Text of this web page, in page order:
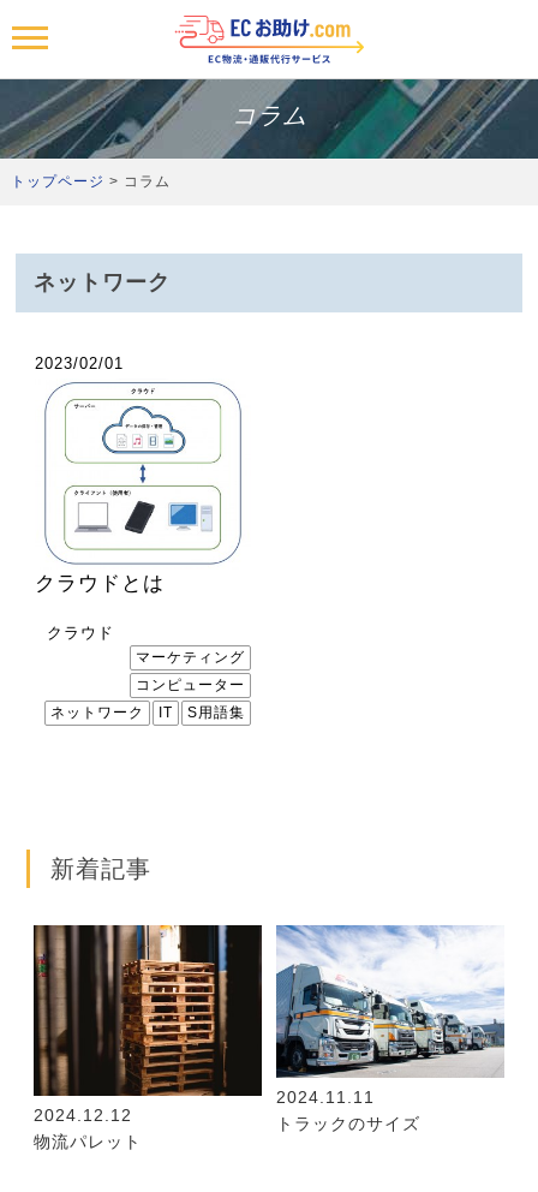
トップ
わたしたちの強み
拠点一覧
ご利用までの流れ
お取引き事例・お客様の声
資料請求
運営会社
プライバシーポリシー
コラム
トップページ > コラム
ネットワーク
2023/02/01
クラウドとは
クラウド
マーケティング
コンピューター
ネットワーク
IT S用語集
新着記事
2024.12.12
物流パレット
2024.11.11
トラックのサイズ